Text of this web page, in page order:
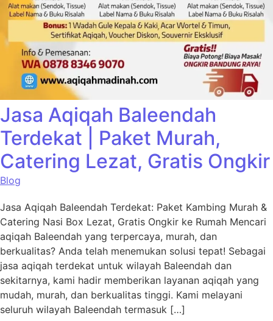
Jasa Aqiqah Baleendah
Terdekat | Paket Murah,
Catering Lezat, Gratis Ongkir
Blog
Jasa Aqiqah Baleendah Terdekat: Paket Kambing Murah &
Catering Nasi Box Lezat, Gratis Ongkir ke Rumah Mencari
aqiqah Baleendah yang terpercaya, murah, dan
berkualitas? Anda telah menemukan solusi tepat! Sebagai
jasa aqiqah terdekat untuk wilayah Baleendah dan
sekitarnya, kami hadir memberikan layanan aqiqah yang
mudah, murah, dan berkualitas tinggi. Kami melayani
seluruh wilayah Baleendah termasuk […]